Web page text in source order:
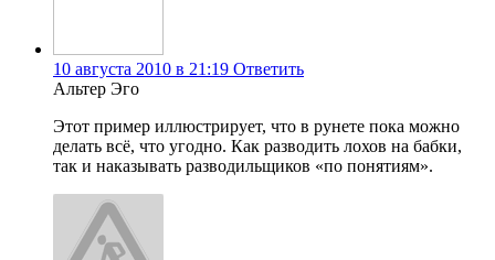
10 августа 2010 в 21:19 Ответить
Альтер Эго
Этот пример иллюстрирует, что в рунете пока можно
делать всё, что угодно. Как разводить лохов на бабки,
так и наказывать разводильщиков «по понятиям».